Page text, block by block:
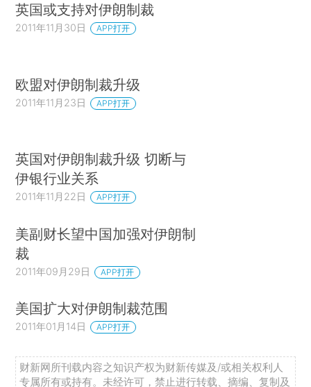
英国或支持对伊朗制裁
2011年11月30日 APP打开
欧盟对伊朗制裁升级
2011年11月23日 APP打开
英国对伊朗制裁升级 切断与
伊银行业关系
2011年11月22日 APP打开
美副财长望中国加强对伊朗制
裁
2011年09月29日 APP打开
美国扩大对伊朗制裁范围
2011年01月14日 APP打开
财新网所刊载内容之知识产权为财新传媒及/或相关权利人
专属所有或持有。未经许可，禁止进行转载、摘编、复制及